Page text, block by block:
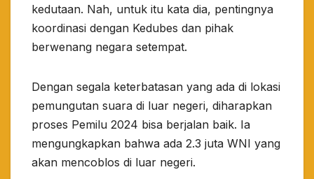
kedutaan. Nah, untuk itu kata dia, pentingnya
koordinasi dengan Kedubes dan pihak
berwenang negara setempat.
Dengan segala keterbatasan yang ada di lokasi
pemungutan suara di luar negeri, diharapkan
proses Pemilu 2024 bisa berjalan baik. Ia
mengungkapkan bahwa ada 2.3 juta WNI yang
akan mencoblos di luar negeri.